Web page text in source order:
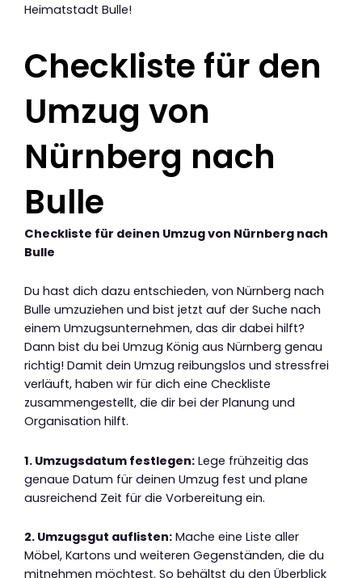
Heimatstadt Bulle!
Checkliste für den
Umzug von
Nürnberg nach
Bulle
Checkliste für deinen Umzug von Nürnberg nach
Bulle
Du hast dich dazu entschieden, von Nürnberg nach
Bulle umzuziehen und bist jetzt auf der Suche nach
einem Umzugsunternehmen, das dir dabei hilft?
Dann bist du bei Umzug König aus Nürnberg genau
richtig! Damit dein Umzug reibungslos und stressfrei
verläuft, haben wir für dich eine Checkliste
zusammengestellt, die dir bei der Planung und
Organisation hilft.
1. Umzugsdatum festlegen: Lege frühzeitig das
genaue Datum für deinen Umzug fest und plane
ausreichend Zeit für die Vorbereitung ein.
2. Umzugsgut auflisten: Mache eine Liste aller
Möbel, Kartons und weiteren Gegenständen, die du
mitnehmen möchtest. So behältst du den Überblick